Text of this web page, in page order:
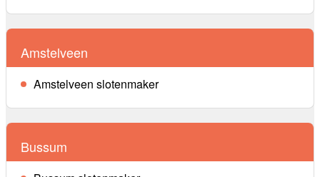
Amstelveen
Amstelveen slotenmaker
Bussum